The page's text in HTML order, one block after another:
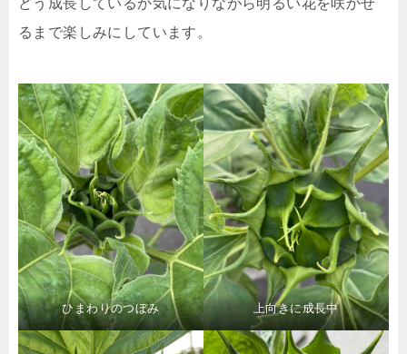
るまで楽しみにしています。
ひまわりのつぼみ 上向きに成長中